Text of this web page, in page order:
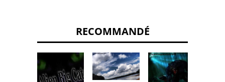
RECOMMANDÉ